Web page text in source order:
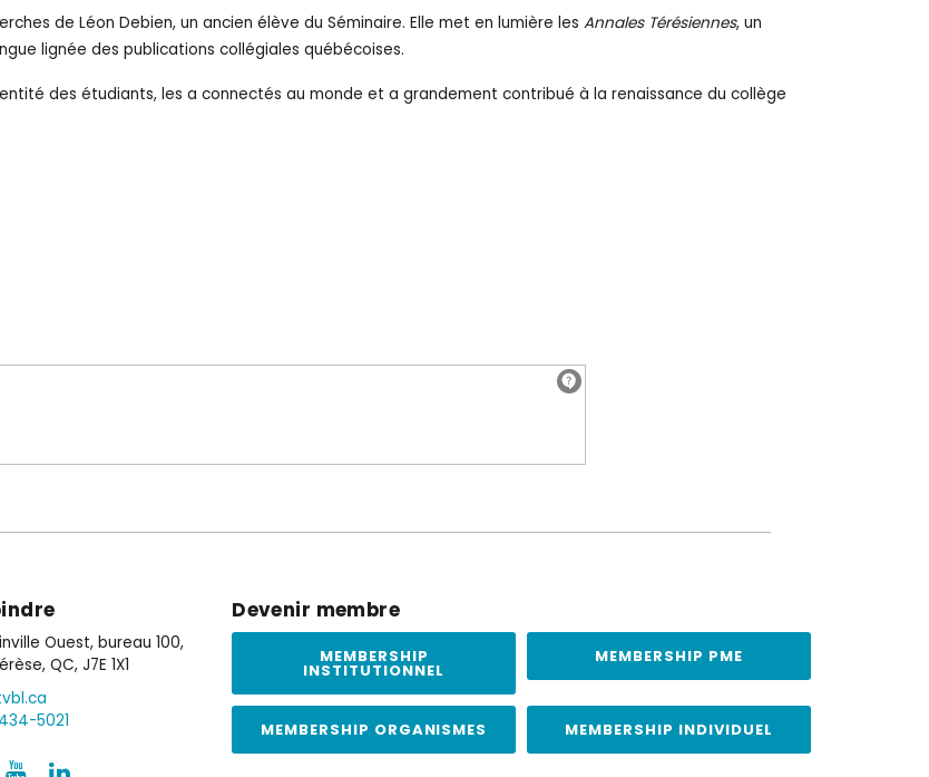
de Léon Debien, un ancien élève du Séminaire. Elle met en lumière les Annales Térésiennes, un
lignée des publications collégiales québécoises.
des étudiants, les a connectés au monde et a grandement contribué à la renaissance du collège
Ouest, bureau 100,
QC, J7E 1X1
5021
Devenir membre
MEMBERSHIP
INSTITUTIONNEL
MEMBERSHIP PME
MEMBERSHIP ORGANISMES MEMBERSHIP INDIVIDUEL